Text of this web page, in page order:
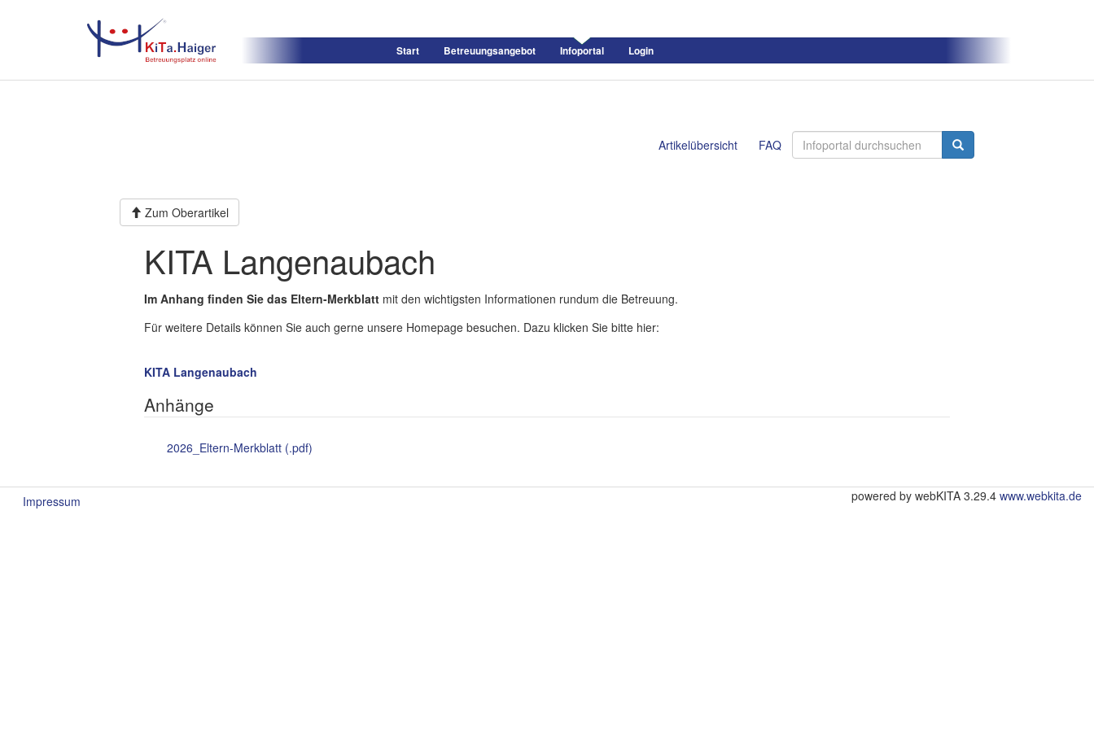
Start Betreuungsangebot Infoportal Login
FAQ
Artikelübersicht
Zum Oberartikel
KITA Langenaubach
Im Anhang finden Sie das Eltern-Merkblatt mit den wichtigsten Informationen rundum die Betreuung.
Für weitere Details können Sie auch gerne unsere Homepage besuchen. Dazu klicken Sie bitte hier:
KITA Langenaubach
Anhänge
2026_Eltern-Merkblatt (.pdf)
Impressum powered by webKITA 3.29.4 www.webkita.de